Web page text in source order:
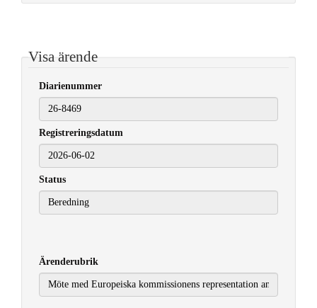
Visa ärende
Diarienummer
Registreringsdatum
2026-06-02
Status
Ärenderubrik